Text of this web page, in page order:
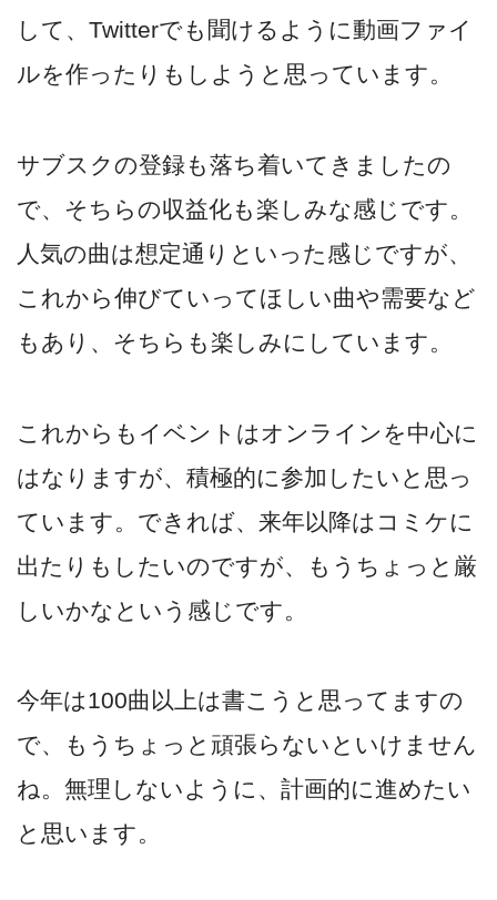
して、Twitterでも聞けるように動画ファイ
ルを作ったりもしようと思っています。
サブスクの登録も落ち着いてきましたの
で、そちらの収益化も楽しみな感じです。
人気の曲は想定通りといった感じですが、
これから伸びていってほしい曲や需要など
もあり、そちらも楽しみにしています。
これからもイベントはオンラインを中心に
はなりますが、積極的に参加したいと思っ
ています。できれば、来年以降はコミケに
出たりもしたいのですが、もうちょっと厳
しいかなという感じです。
今年は100曲以上は書こうと思ってますの
で、もうちょっと頑張らないといけません
ね。無理しないように、計画的に進めたい
と思います。